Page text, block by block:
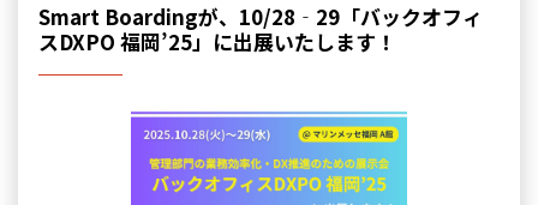
Smart Boardingが、10/28‐29「バックオフィ
スDXPO 福岡’25」に出展いたします！